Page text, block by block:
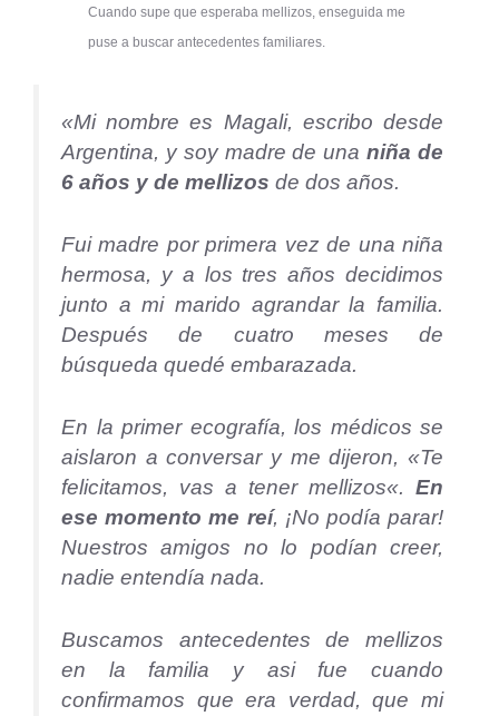
Cuando supe que esperaba mellizos, enseguida me
puse a buscar antecedentes familiares.
«Mi nombre es Magali, escribo desde
Argentina, y soy madre de unaniña de
6 años y de mellizos de dos años.
Fui madre por primera vez de una niña
hermosa, y a los tres años decidimos
junto a mi marido agrandar la familia.
Después de cuatro meses de
búsqueda quedé embarazada.
En la primer ecografía, los médicos se
aislaron a conversar y me dijeron, «Te
felicitamos, vas a tener mellizos«. En
ese momento me reí, ¡No podía parar!
Nuestros amigos no lo podían creer,
nadie entendía nada.
Buscamos antecedentes de mellizos
en la familia y asi fue cuando
confirmamos que era verdad, que mi